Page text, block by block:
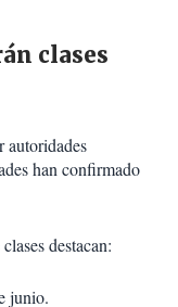
clases
autoridades
han confirmado
destacan:
junio.